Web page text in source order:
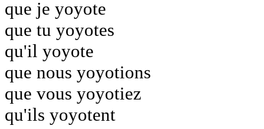
que je yoyote
que tu yoyotes
qu'il yoyote
que nous yoyotions
que vous yoyotiez
qu'ils yoyotent